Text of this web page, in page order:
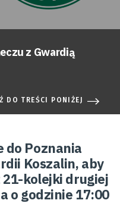
z Gwardią
DO TREŚCI PONIŻEJ
do Poznania
Koszalin, aby
21-kolejki drugiej
o godzinie 17:00